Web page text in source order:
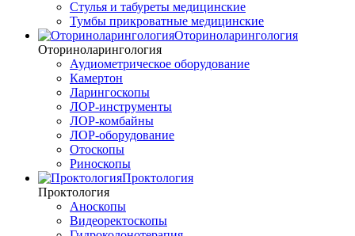
Стулья и табуреты медицинские
Тумбы прикроватные медицинские
Оториноларингология
Оториноларингология
Аудиометрическое оборудование
Камертон
Ларингоскопы
ЛОР-инструменты
ЛОР-комбайны
ЛОР-оборудование
Отоскопы
Риноскопы
Проктология
Проктология
Аноскопы
Видеоректоскопы